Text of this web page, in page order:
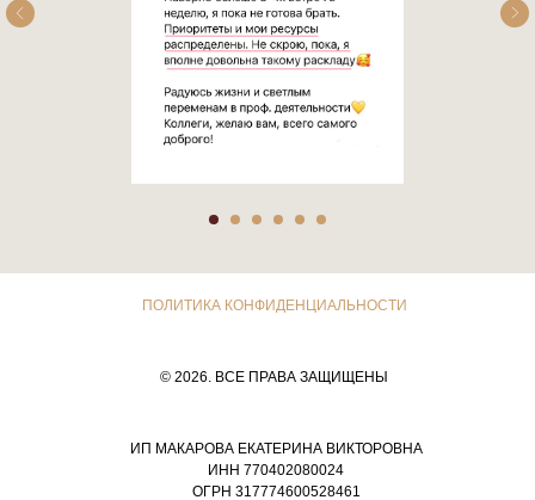
© 2026. ВСЕ ПРАВА ЗАЩИЩЕНЫ
ИП МАКАРОВА ЕКАТЕРИНА ВИКТОРОВНА
ИНН 770402080024
ОГРН 317774600528461
ПОЛИТИКА КОНФИДЕНЦИАЛЬНОСТИ